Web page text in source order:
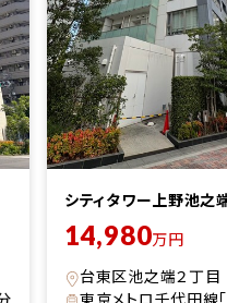
シティタワー上野池之
14,980万円
台東区池之端２丁目